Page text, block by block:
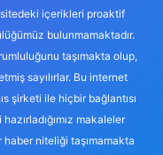
içerikleri proaktif
bulunmamaktadır.
taşımakta olup,
sayılırlar. Bu internet
şirketi ile hiçbir bağlantısı
makaleler
haber niteliği taşımamakta